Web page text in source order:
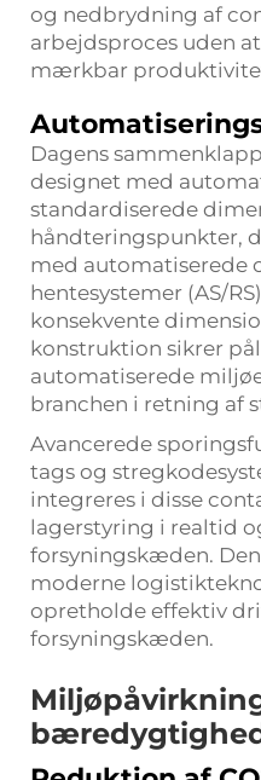
og nedbrydning af
arbejdsproces uden
mærkbar
Dagens
designet med
standardiserede
håndteringspunkter,
med automatiserede
hentesystemer (AS/
konsekvente
konstruktion sikrer
automatiserede
branchen i retning af
Avancerede
tags og
integreres i disse
lagerstyring i realtid
forsyningskæden.
moderne
opretholde effektiv
forsyningskæden.